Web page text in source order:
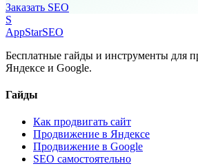
Заказать SEO
S
AppStarSEO
Бесплатные гайды и инструменты для
Яндексе и Google.
Гайды
Как продвигать сайт
Продвижение в Яндексе
Продвижение в Google
SEO самостоятельно